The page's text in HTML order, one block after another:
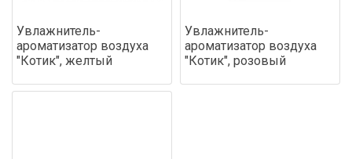
Увлажнитель-
ароматизатор воздуха
"Котик", желтый
Увлажнитель-
ароматизатор воздуха
"Котик", розовый